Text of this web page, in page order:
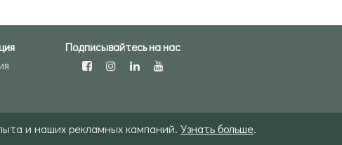
и наших рекламных кампаний. Узнать больше.
Подписывайтесь на нас